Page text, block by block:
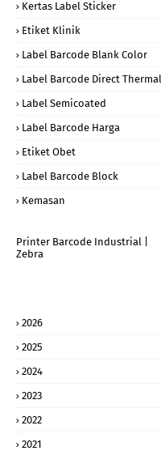
Kertas Label Sticker
Etiket Klinik
Label Barcode Blank Color
Label Barcode Direct Thermal
Label Semicoated
Label Barcode Harga
Etiket Obet
Label Barcode Block
Kemasan
Printer Barcode Industrial |
Zebra
2026
2025
2024
2023
2022
2021